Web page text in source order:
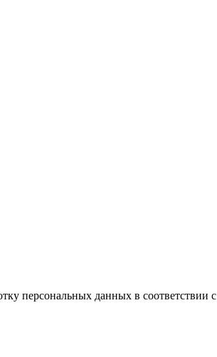
персональных данных в соответствии с